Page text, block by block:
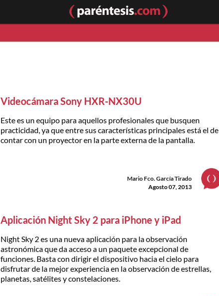
Videocámara Sony HXR-NX30U
Este es un equipo para aquellos profesionales que busquen
practicidad, ya que entre sus características principales está el de
contar con un proyector en la parte externa de la pantalla.
Mario Fco. García Tirado
Agosto 07, 2013
Aplicación Night Sky 2 para iPhone y iPad
Night Sky 2 es una nueva aplicación para la observación
astronómica que da acceso a un paquete excepcional de
funciones. Basta con dirigir el dispositivo hacia el cielo para
disfrutar de la mejor experiencia en la observación de estrellas,
planetas, satélites y constelaciones.